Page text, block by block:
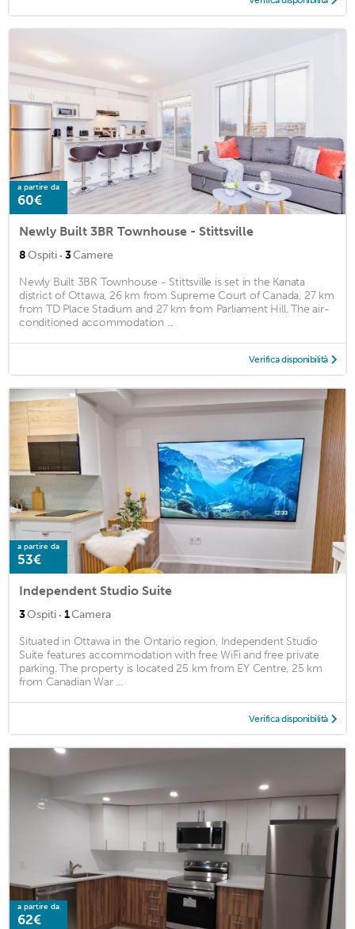
a partire da
60€
Newly Built 3BR Townhouse - Stittsville
8Ospiti · 3Camere
Newly Built 3BR Townhouse - Stittsville is set in the Kanata
district of Ottawa, 26 km from Supreme Court of Canada, 27 km
from TD Place Stadium and 27 km from Parliament Hill. The air-
conditioned accommodation ...
Verifica disponibilità
a partire da
53€
Independent Studio Suite
3Ospiti · 1Camera
Situated in Ottawa in the Ontario region, Independent Studio
Suite features accommodation with free WiFi and free private
parking. The property is located 25 km from EY Centre, 25 km
from Canadian War ...
Verifica disponibilità
a partire da
62€